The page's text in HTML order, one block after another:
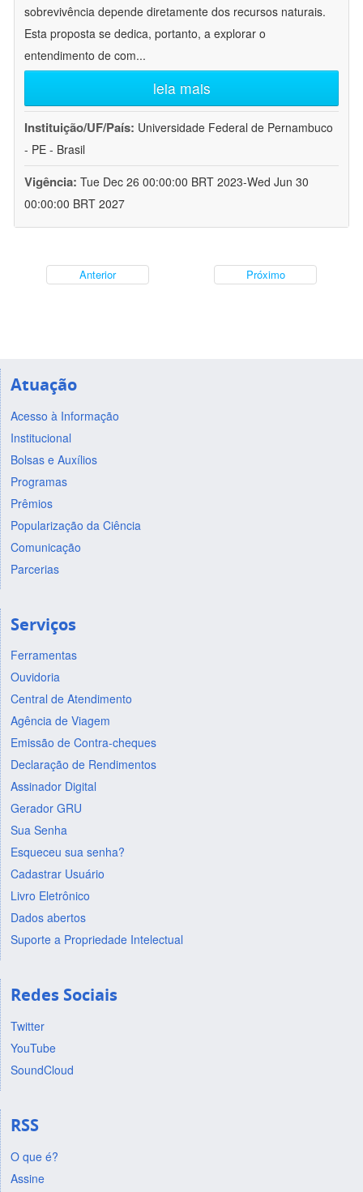
sobrevivência depende diretamente dos recursos naturais.
Esta proposta se dedica, portanto, a explorar o
entendimento de com...
leia mais
Instituição/UF/País: Universidade Federal de Pernambuco
- PE - Brasil
Vigência: Tue Dec 26 00:00:00 BRT 2023-Wed Jun 30
00:00:00 BRT 2027
Anterior Próximo
Atuação
Acesso à Informação
Institucional
Bolsas e Auxílios
Programas
Prêmios
Popularização da Ciência
Comunicação
Parcerias
Serviços
Ferramentas
Ouvidoria
Central de Atendimento
Agência de Viagem
Emissão de Contra-cheques
Declaração de Rendimentos
Assinador Digital
Gerador GRU
Sua Senha
Esqueceu sua senha?
Cadastrar Usuário
Livro Eletrônico
Dados abertos
Suporte a Propriedade Intelectual
Redes Sociais
Twitter
YouTube
SoundCloud
RSS
O que é?
Assine